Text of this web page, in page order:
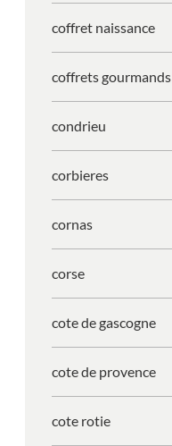
coffret naissance
coffrets gourmands
condrieu
corbieres
cornas
corse
cote de gascogne
cote de provence
cote rotie